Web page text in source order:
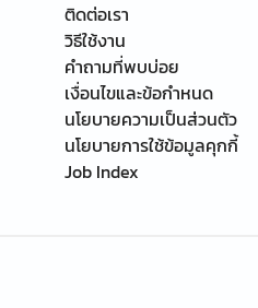
ติดต่อเรา
วิธีใช้งาน
คำถามที่พบบ่อย
เงื่อนไขและข้อกำหนด
นโยบายความเป็นส่วนตัว
นโยบายการใช้ข้อมูลคุกกี้
Job Index